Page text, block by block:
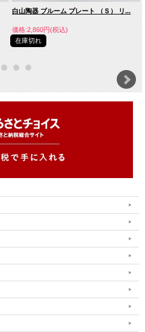
白山陶器 ブルーム プレート （Ｓ） リ...
価格:2,860円(税込)
在庫切れ